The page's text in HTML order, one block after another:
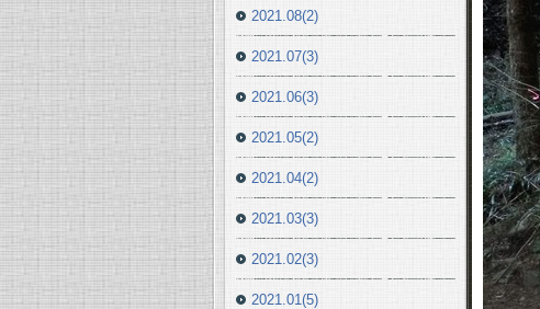
2021.08(2)
2021.07(3)
2021.06(3)
2021.05(2)
2021.04(2)
2021.03(3)
2021.02(3)
2021.01(5)